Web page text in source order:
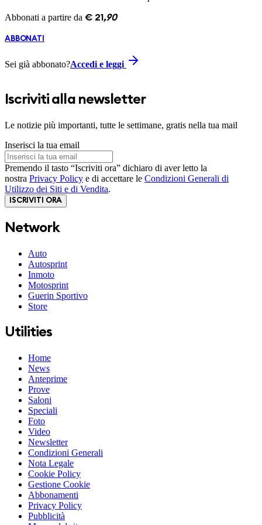
Abbonati a partire da € 21 ,90
ABBONATI
Sei già abbonato?Accedi e leggi
Iscriviti alla newsletter
Le notizie più importanti, tutte le settimane, gratis nella tua mail
Inserisci la tua email
Premendo il tasto “Iscriviti ora” dichiaro di aver letto la
nostra Privacy Policy e di accettare le Condizioni Generali di
Utilizzo dei Siti e di Vendita.
ISCRIVITI ORA
Network
Auto
Autosprint
Inmoto
Motosprint
Guerin Sportivo
Store
Utilities
Home
News
Anteprime
Prove
Saloni
Speciali
Foto
Video
Newsletter
Condizioni Generali
Nota Legale
Cookie Policy
Gestione Cookie
Abbonamenti
Privacy Policy
Pubblicità